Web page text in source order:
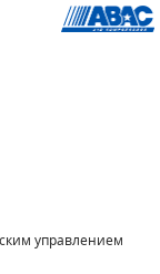
управлением